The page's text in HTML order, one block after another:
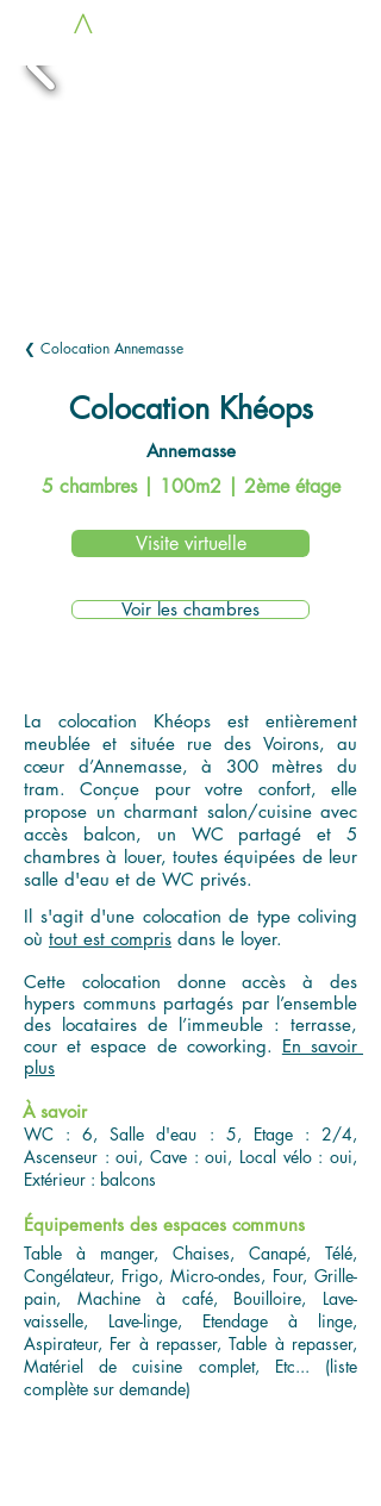
A
❮ Colocation Annemasse
Colocation Khéops
Annemasse
5 chambres | 100m2 | 2ème étage
Visite virtuelle
Voir les chambres
La colocation Khéops est entièrement
meublée et située rue des Voirons, au
cœur d’Annemasse, à 300 mètres du
tram. Conçue pour votre confort, elle
propose un charmant salon/cuisine avec
accès balcon, un WC partagé et 5
chambres à louer, toutes équipées de leur
salle d'eau et de WC privés.
Il s'agit d'une colocation de type coliving
où tout est compris dans le loyer.
À savoir
Cette colocation donne accès à des
hypers communs partagés par l’ensemble
des locataires de l’immeuble : terrasse,
cour et espace de coworking. En savoir
plus
WC : 6, Salle d'eau : 5, Etage : 2/4,
Ascenseur : oui, Cave : oui, Local vélo : oui,
Extérieur : balcons
Équipements des espaces communs
Table à manger, Chaises, Canapé, Télé,
Congélateur, Frigo, Micro-ondes, Four, Grille-
pain, Machine à café, Bouilloire, Lave-
vaisselle, Lave-linge, Etendage à linge,
Aspirateur, Fer à repasser, Table à repasser,
Matériel de cuisine complet, Etc... (liste
complète sur demande)